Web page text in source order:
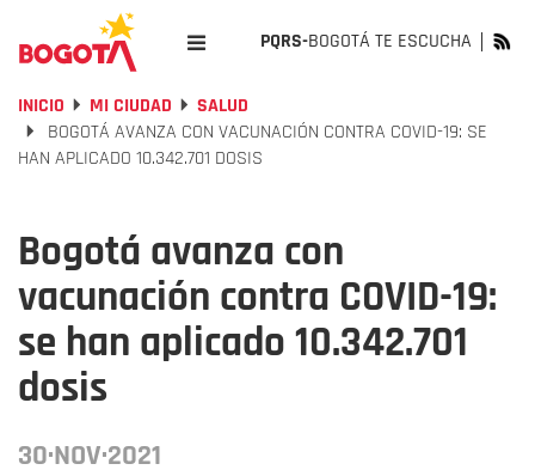
PQRS-BOGOTÁ TE ESCUCHA
INICIO MI CIUDAD
SALUD
BOGOTÁ AVANZA CON VACUNACIÓN CONTRA COVID-19: SE
HAN APLICADO 10.342.701 DOSIS
Bogotá avanza con
vacunación contra COVID-19:
se han aplicado 10.342.701
dosis
30·NOV·2021